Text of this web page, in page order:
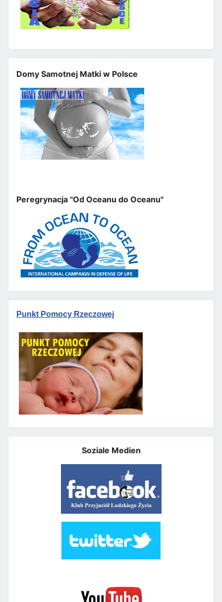
Domy Samotnej Matki w Polsce
Peregrynacja "Od Oceanu do Oceanu"
Punkt Pomocy Rzeczowej
Soziale Medien